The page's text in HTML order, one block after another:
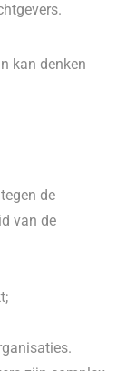
kan denken
de
van de